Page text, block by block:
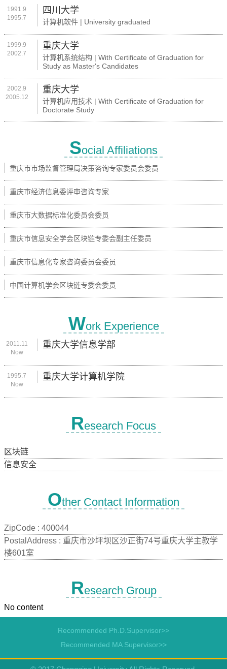
1991.9
1995.7
四川大学
计算机软件 | University graduated
1999.9
2002.7
重庆大学
计算机系统结构 | With Certificate of Graduation for
Study as Master's Candidates
2002.9
2005.12
重庆大学
计算机应用技术 | With Certificate of Graduation for
Doctorate Study
Social Affiliations
重庆市市场监督管理局决策咨询专家委员会委员
重庆市经济信息委评审咨询专家
重庆市大数据标准化委员会委员
重庆市信息安全学会区块链专委会副主任委员
重庆市信息化专家咨询委员会委员
中国计算机学会区块链专委会委员
Work Experience
2011.11
Now
重庆大学信息学部
1995.7
Now
重庆大学计算机学院
Research Focus
区块链
信息安全
Other Contact Information
ZipCode : 400044
PostalAddress : 重庆市沙坪坝区沙正街74号重庆大学主教学
楼601室
Research Group
No content
Recommended Ph.D.Supervisor>>
Recommended MA Supervisor>>